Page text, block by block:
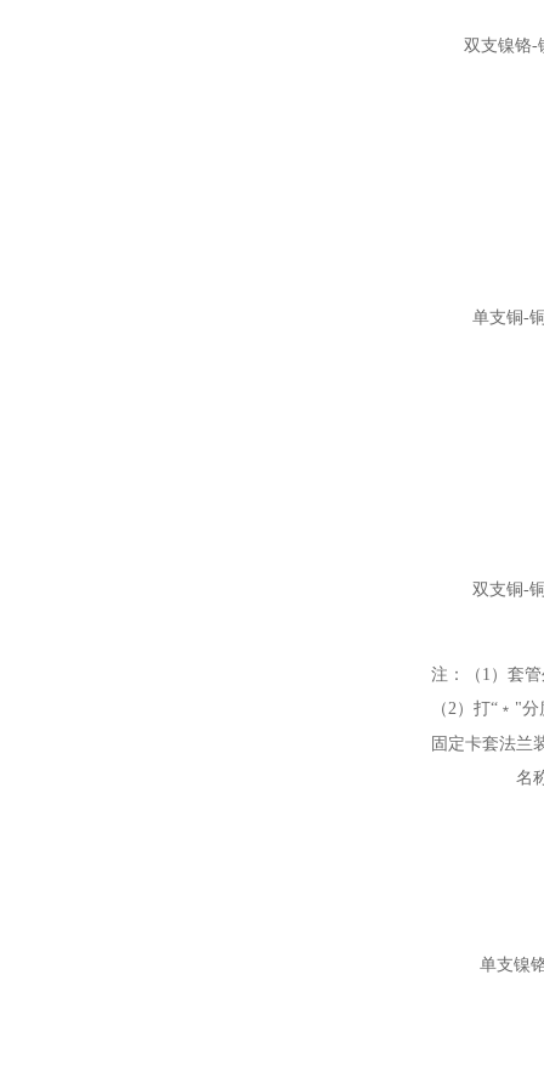
双支镍铬-
单支铜-
双支铜-
注：（1）套
（2）打“﹡"
固定卡套法兰
名
单支镍